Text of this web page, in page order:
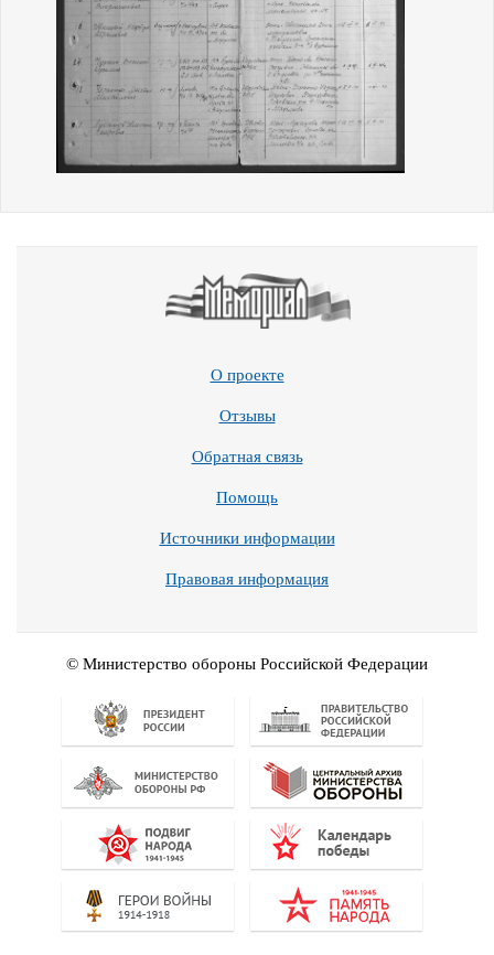
О проекте
Отзывы
Обратная связь
Помощь
Источники информации
Правовая информация
© Министерство обороны Российской Федерации